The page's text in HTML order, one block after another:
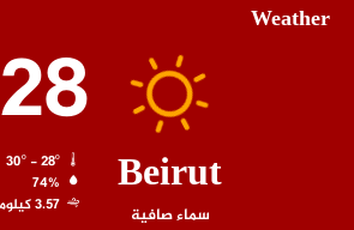
Weather
Beirut
سماء صافية
28
74%
3.57 كيلومتر/ساعة